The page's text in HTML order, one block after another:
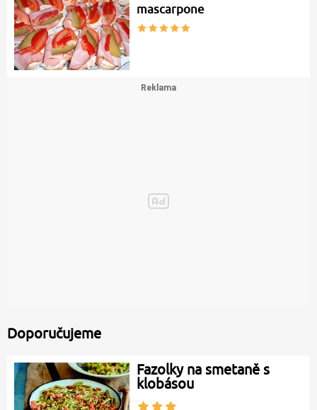
mascarpone
Doporučujeme
Fazolky na smetaně s
klobásou